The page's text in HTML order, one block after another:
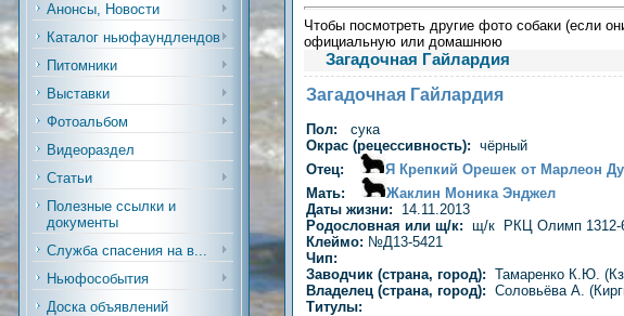
Анонсы, Новости
Каталог ньюфаундлендов
Питомники
Выставки
Фотоальбом
Видеораздел
Статьи
Полезные ссылки и
документы
Служба спасения на в...
Ньюфособытия
Доска объявлений
Чтобы посмотреть другие фото собаки (если
официальную или домашнюю
Загадочная Гайлардия
Загадочная Гайлардия
Пол: сука
Окрас (рецессивность): чёрный
Отец:
Я Крепкий Орешек от Марлеон
Мать:
Жаклин Моника Энджел
Даты жизни: 14.11.2013
Родословная или щ/к: щ/к РКЦ Олимп 1312-
Клеймо: №Д13-5421
Чип:
Заводчик (страна, город): Тамаренко К.Ю.
Владелец (страна, город): Соловьёва А.
Титулы: